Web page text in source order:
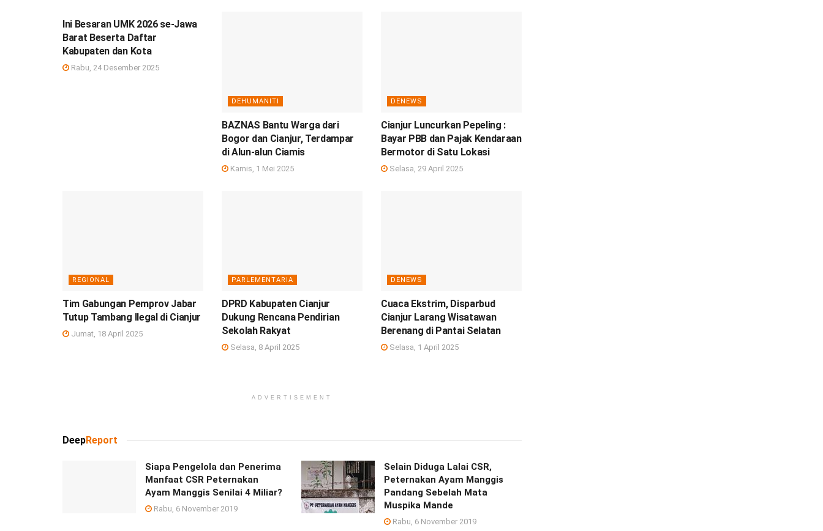
Ini Besaran UMK 2026 se-Jawa
Barat Beserta Daftar
Kabupaten dan Kota
Rabu, 24 Desember 2025
DEHUMANITI
BAZNAS Bantu Warga dari
Bogor dan Cianjur, Terdampar
di Alun-alun Ciamis
Kamis, 1 Mei 2025
DENEWS
Cianjur Luncurkan Pepeling :
Bayar PBB dan Pajak Kendaraan
Bermotor di Satu Lokasi
Selasa, 29 April 2025
REGIONAL
Tim Gabungan Pemprov Jabar
Tutup Tambang Ilegal di Cianjur
Jumat, 18 April 2025
PARLEMENTARIA
DPRD Kabupaten Cianjur
Dukung Rencana Pendirian
Sekolah Rakyat
Selasa, 8 April 2025
DENEWS
Cuaca Ekstrim, Disparbud
Cianjur Larang Wisatawan
Berenang di Pantai Selatan
Selasa, 1 April 2025
ADVERTISEMENT
DeepReport
Siapa Pengelola dan Penerima
Manfaat CSR Peternakan
Ayam Manggis Senilai 4 Miliar?
Rabu, 6 November 2019
Selain Diduga Lalai CSR,
Peternakan Ayam Manggis
Pandang Sebelah Mata
Muspika Mande
Rabu, 6 November 2019